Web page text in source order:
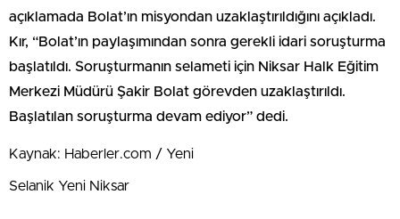
açıklamada Bolat’ın misyondan uzaklaştırıldığını açıkladı.
Kır, “Bolat’ın paylaşımından sonra gerekli idari soruşturma
başlatıldı. Soruşturmanın selameti için Niksar Halk Eğitim
Merkezi Müdürü Şakir Bolat görevden uzaklaştırıldı.
Başlatılan soruşturma devam ediyor” dedi.
Kaynak: Haberler.com / Yeni
Selanik Yeni Niksar